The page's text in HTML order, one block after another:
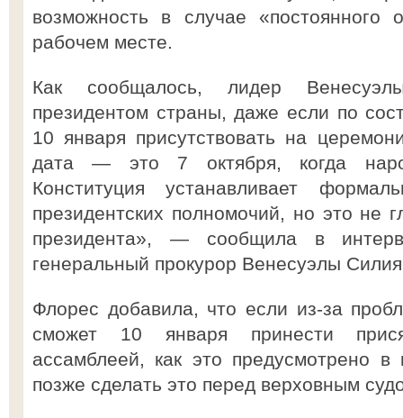
возможность в случае «постоянного
рабочем месте.
Как сообщалось, лидер
президентом страны, даже если по
10 января присутствовать на
дата — это 7 октября, когда
Конституция устанавливает
президентских полномочий, но это не
президента», — сообщила в
генеральный прокурор Венесуэлы
Флорес добавила, что если из-за
сможет 10 января принести
ассамблеей, как это предусмотрено в
позже сделать это перед верховным